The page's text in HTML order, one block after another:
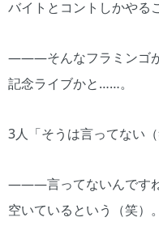
バイトとコントしかやる
―――そんなフラミンゴ
記念ライブかと……。
3人「そうは言ってない（
―――言ってないんです
空いているという（笑）。